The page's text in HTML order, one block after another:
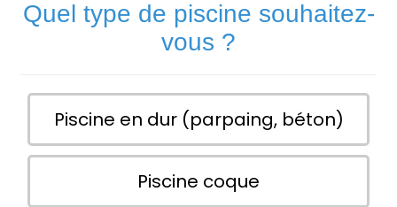
Quel type de piscine souhaitez-
vous ?
Piscine en dur (parpaing, béton)
Piscine coque